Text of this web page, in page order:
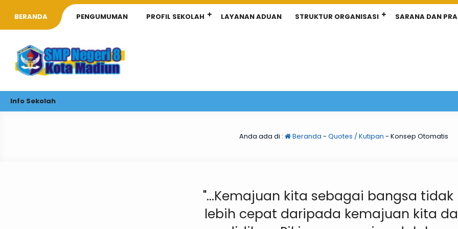
BERANDA PENGUMUMAN PROFIL SEKOLAH LAYANAN ADUAN STRUKTUR ORGANISASI SARANA DAN
Info Sekolah
Anda ada di : Beranda - Quotes / Kutipan - Konsep Otomatis
"...Kemajuan kita sebagai bangsa tidak
lebih cepat daripada kemajuan kita